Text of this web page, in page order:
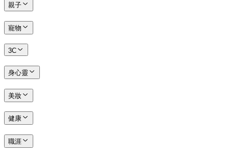
親子
寵物
3C
身心靈
美妝
健康
職涯